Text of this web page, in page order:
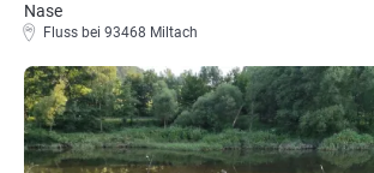
Nase
Fluss bei 93468 Miltach